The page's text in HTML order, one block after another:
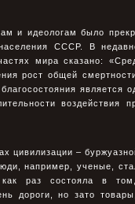
и идеологам было
населения СССР. В
мира сказано:
рост общей
является
воздействия
цивилизации –
например, ученые,
как раз состояла в
дороги, но зато